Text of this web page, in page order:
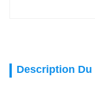
Description